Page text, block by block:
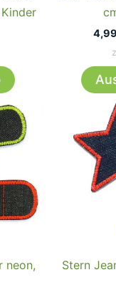
4,99
neon,
Stern